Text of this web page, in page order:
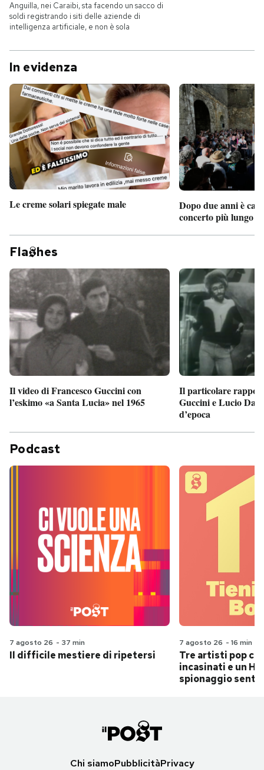
Anguilla, nei Caraibi, sta facendo un sacco di
soldi registrando i siti delle aziende di
intelligenza artificiale, e non è sola
In evidenza
Le creme solari spiegate male
Dopo due anni è
concerto più lungo
Fla hes
Il video di Francesco Guccini con
l’eskimo «a Santa Lucia» nel 1965
Il particolare
Guccini e Lucio
d’epoca
Podcast
7 agosto 26 - 37 min
Il difficile mestiere di ripetersi
7 agosto 26 - 16 min
Tre artisti pop
incasinati e un
spionaggio
Chi siamoPubblicitàPrivacy